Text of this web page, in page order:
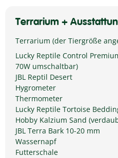
Terrarium +
Terrarium (der Tiergröße
Lucky Reptile Control
70W umschaltbar)
JBL Reptil Desert
Hygrometer
Thermometer
Lucky Reptile Tortoise
Hobby Kalzium Sand
JBL Terra Bark 10-20 mm
Wassernapf
Futterschale